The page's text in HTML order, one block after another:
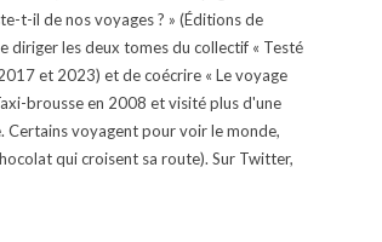
t-il de nos voyages ? » (Éditions de
diriger les deux tomes du collectif « Testé
et 2023) et de coécrire « Le voyage
brousse en 2008 et visité plus d'une
Certains voyagent pour voir le monde,
qui croisent sa route). Sur Twitter,